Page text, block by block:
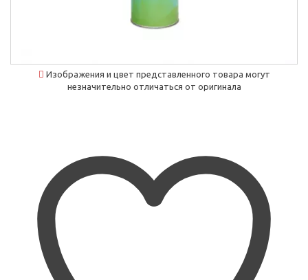
Изображения и цвет представленного товара могут
незначительно отличаться от оригинала